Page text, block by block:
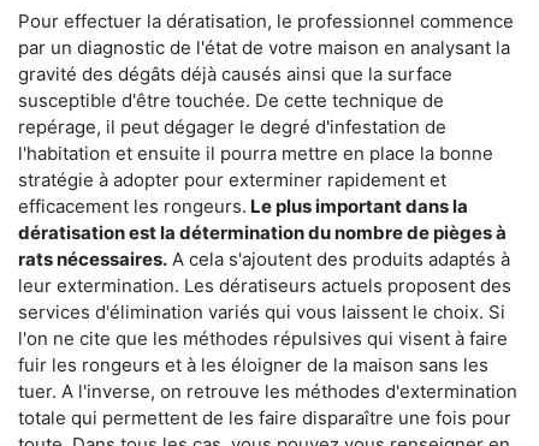
Pour effectuer la dératisation, le professionnel commence
par un diagnostic de l'état de votre maison en analysant la
gravité des dégâts déjà causés ainsi que la surface
susceptible d'être touchée. De cette technique de
repérage, il peut dégager le degré d'infestation de
l'habitation et ensuite il pourra mettre en place la bonne
stratégie à adopter pour exterminer rapidement et
efficacement les rongeurs. Le plus important dans la
dératisation est la détermination du nombre de pièges à
rats nécessaires. A cela s'ajoutent des produits adaptés à
leur extermination. Les dératiseurs actuels proposent des
services d'élimination variés qui vous laissent le choix. Si
l'on ne cite que les méthodes répulsives qui visent à faire
fuir les rongeurs et à les éloigner de la maison sans les
tuer. A l'inverse, on retrouve les méthodes d'extermination
totale qui permettent de les faire disparaître une fois pour